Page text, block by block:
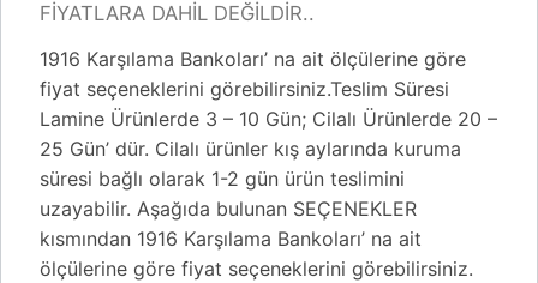
FİYATLARA DAHİL DEĞİLDİR..
1916 Karşılama Bankoları’ na ait ölçülerine göre
fiyat seçeneklerini görebilirsiniz.Teslim Süresi
Lamine Ürünlerde 3 – 10 Gün; Cilalı Ürünlerde 20 –
25 Gün’ dür. Cilalı ürünler kış aylarında kuruma
süresi bağlı olarak 1-2 gün ürün teslimini
uzayabilir. Aşağıda bulunan SEÇENEKLER
kısmından 1916 Karşılama Bankoları’ na ait
ölçülerine göre fiyat seçeneklerini görebilirsiniz.